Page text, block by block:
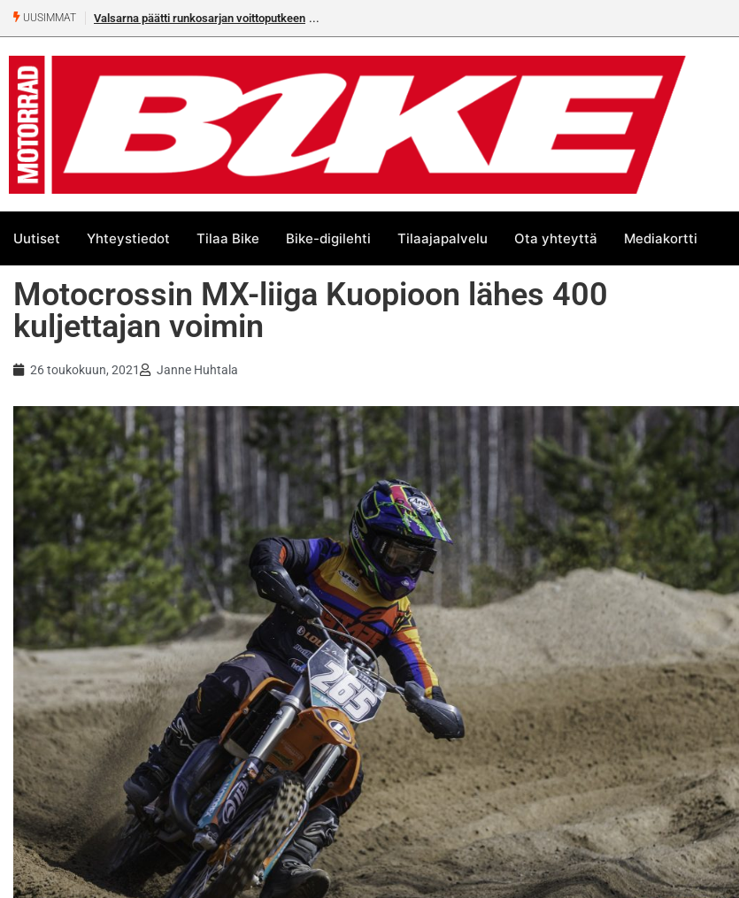
UUSIMMAT
voittoputkeen
Älä missaa tämän kesän suurta Bike-
numeroa!
Uutiset Yhteystiedot Tilaa Bike Bike-digilehti Tilaajapalvelu Ota yhteyttä Mediakortti
Motocrossin MX-liiga Kuopioon lähes 400
kuljettajan voimin
26 toukokuun, 2021 Janne Huhtala